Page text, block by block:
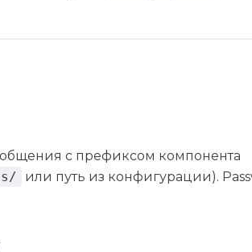
с префиксом компонента
или путь из конфигурации).